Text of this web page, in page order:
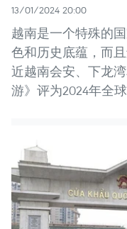
13/01/2024 20:00
越南是一个特殊的
色和历史底蕴，而
近越南会安、下龙
游》评为2024年全